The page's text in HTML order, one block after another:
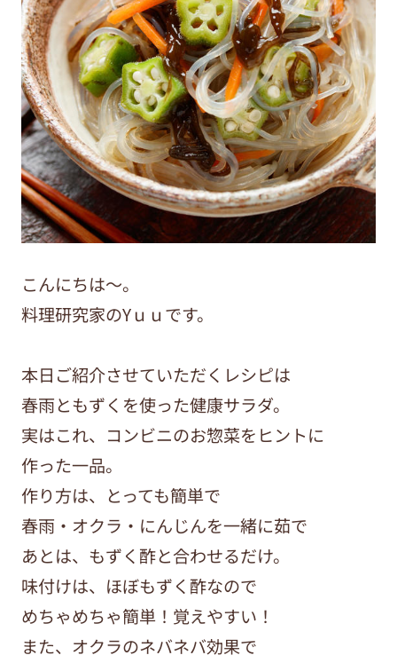
こんにちは〜。
料理研究家のYｕｕです。
本日ご紹介させていただくレシピは
春雨ともずくを使った健康サラダ。
実はこれ、コンビニのお惣菜をヒントに
作った一品。
作り方は、とっても簡単で
春雨・オクラ・にんじんを一緒に茹で
あとは、もずく酢と合わせるだけ。
味付けは、ほぼもずく酢なので
めちゃめちゃ簡単！覚えやすい！
また、オクラのネバネバ効果で